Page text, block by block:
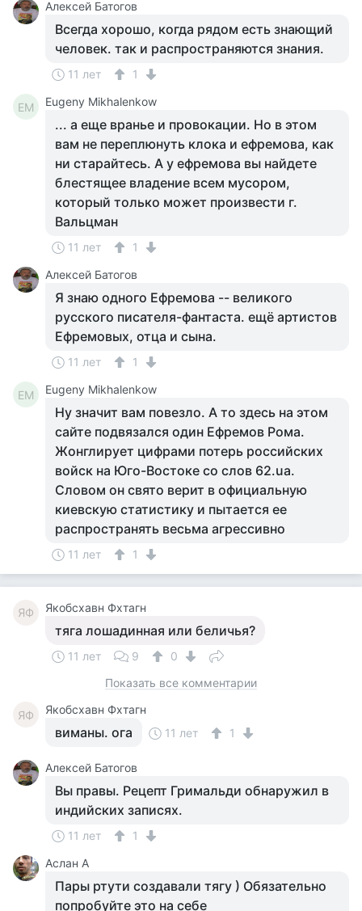
Алексей Батогов
Всегда хорошо, когда рядом есть знающий
человек. так и распространяются знания.
11 лет 1
EM Eugeny Mikhalenkow
... а еще вранье и провокации. Но в этом
вам не переплюнуть клока и ефремова, как
ни старайтесь. А у ефремова вы найдете
блестящее владение всем мусором,
который только может произвести г.
Вальцман
11 лет
1
Алексей Батогов
Я знаю одного Ефремова -- великого
русского писателя-фантаста. ещё артистов
Ефремовых, отца и сына.
11 лет 1
EM Eugeny Mikhalenkow
Ну значит вам повезло. А то здесь на этом
сайте подвязался один Ефремов Рома.
Жонглирует цифрами потерь российских
войск на Юго-Востоке со слов 62.ua.
Словом он свято верит в официальную
киевскую статистику и пытается ее
распространять весьма агрессивно
11 лет 1
ЯФ Якобсхавн Фхтагн
тяга лошадинная или беличья?
11 лет 9
0
Показать все комментарии
ЯФ Якобсхавн Фхтагн
виманы. ога 11 лет 1
Алексей Батогов
Вы правы. Рецепт Гримальди обнаружил в
индийских записях.
11 лет
1
Аслан А
Пары ртути создавали тягу ) Обязательно
попробуйте это на себе